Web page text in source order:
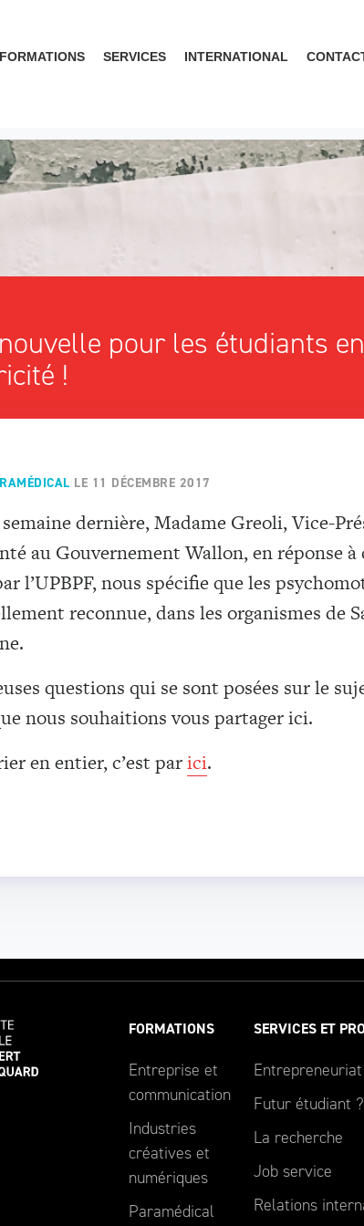
FORMATIONS SERVICES INTERNATIONAL
pour les étudiants en
!
LE 11 DÉCEMBRE 2017
dernière, Madame Greoli, Vice-
au Gouvernement Wallon, en réponse à
l’UPBPF, nous spécifie que les
reconnue, dans les organismes de
questions qui se sont posées sur le
nous souhaitions vous partager ici.
en entier, c’est parici.
FORMATIONS
Entreprise et
communication
Industries
créatives et
numériques
Paramédical
SERVICES ET
Entrepreneuriat
Futur étudiant ?
La recherche
Job service
Relations